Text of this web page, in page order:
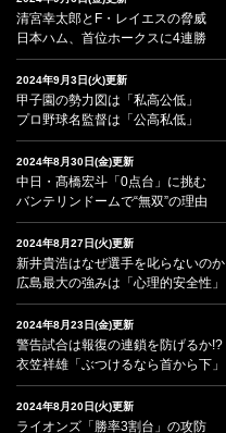
清宮幸太郎とF・レイエスの脅威
日本ハム、首位ホークスに4連勝
2024年9月3日(火)更新
甲子園の勢力図は「私高公低」
プロ野球名監督は「公高私低」
2024年8月30日(金)更新
中日・髙橋宏斗「0点台」に挑む
バンテリンドームで“無双”の理由
2024年8月27日(火)更新
新井貴浩はなぜ選手を叱らないのか
広島最大の強みは「心理的安全性」
2024年8月23日(金)更新
警告試合は報復の連鎖を防げるか!?
衣笠祥雄「ぶつけるなら首から下」
2024年8月20日(火)更新
ライオンズ「勝率3割台」の攻防